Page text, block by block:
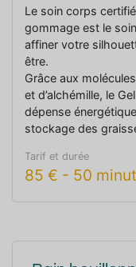
Le soin corps
gommage est le
affiner votre
être.
Grâce aux
et d’alchémille, le
dépense
stockage des
peau d’orange sont
Tarif et durée
85 € - 50